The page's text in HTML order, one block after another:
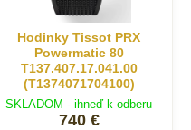
Hodinky Tissot PRX
Powermatic 80
T137.407.17.041.00
(T1374071704100)
SKLADOM - ihneď k odberu
740 €